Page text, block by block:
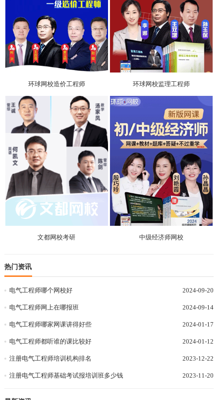
环球网校造价工程师 环球网校监理工程师
文都网校考研 中级经济师网校
热门资讯
电气工程师哪个网校好 2024-09-20
电气工程师网上在哪报班 2024-09-14
电气工程师哪家网课讲得好些 2024-01-17
电气工程师都听谁的课比较好 2024-01-12
注册电气工程师培训机构排名 2023-12-22
注册电气工程师基础考试报培训班多少钱 2023-11-20